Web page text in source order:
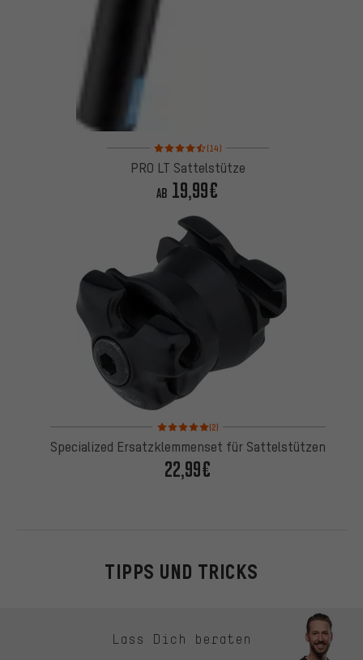
Bewertungen: 4,5 von 5 basierend auf 14
(14)
PRO LT Sattelstütze
AB 19,99€
Bewertungen: 5 von 5 basierend auf 2
(2)
Specialized Ersatzklemmenset für Sattelstützen
22,99€
TIPPS UND TRICKS
Lass Dich beraten